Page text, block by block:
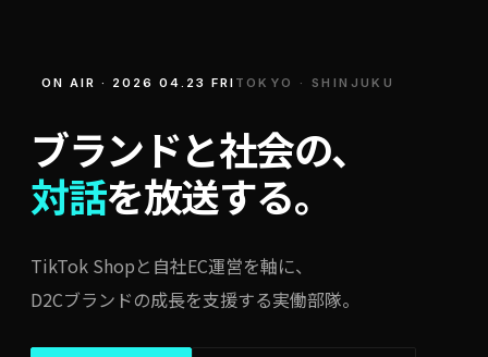
ON AIR · 2026 04.23 FRI TOKYO · SHINJUKU
ブランドと社会の、
対話を放送する。
TikTok Shopと自社EC運営を軸に、
D2Cブランドの成長を支援する実働部隊。